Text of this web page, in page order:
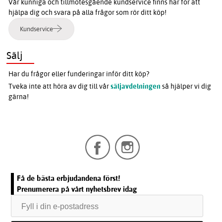
Vår kunniga och tillmötesgående kundservice finns här för att
hjälpa dig och svara på alla frågor som rör ditt köp!
Kundservice
Sälj
Har du frågor eller funderingar inför ditt köp?
Tveka inte att höra av dig till vårsäljavdelningen så hjälper vi dig
gärna!
Få de bästa erbjudandena först!
Prenumerera på vårt nyhetsbrev idag